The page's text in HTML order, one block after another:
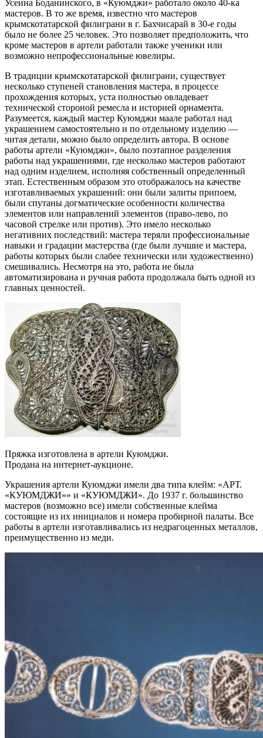
Усеина Боданинского, в «Куюмджи» работало около 40-ка
мастеров. В то же время, известно что мастеров
крымскотатарской филиграни в г. Бахчисарай в 30-е годы
было не более 25 человек. Это позволяет предположить, что
кроме мастеров в артели работали также ученики или
возможно непрофессиональные ювелиры.
В традиции крымскотатарской филиграни, существует
несколько ступеней становления мастера, в процессе
прохождения которых, уста полностью овладевает
технической стороной ремесла и историей орнамента.
Разумеется, каждый мастер Куюмджи маале работал над
украшением самостоятельно и по отдельному изделию —
читая детали, можно было определить автора. В основе
работы артели «Куюмджи», было поэтапное разделения
работы над украшениями, где несколько мастеров работают
над одним изделием, исполняя собственный определенный
этап. Естественным образом это отображалось на качестве
изготавливаемых украшений: они были залиты припоем,
были спутаны догматические особенности количества
элементов или направлений элементов (право-лево, по
часовой стрелке или против). Это имело несколько
негативних последствий: мастера теряли профессиональные
навыки и градации мастерства (где были лучшие и мастера,
работы которых были слабее технически или художественно)
смешивались. Несмотря на это, работа не была
автоматизирована и ручная работа продолжала быть одной из
главных ценностей.
Пряжка изготовлена в артели Куюмджи.
Продана на интернет-аукционе.
Украшения артели Куюмджи имели два типа клейм: «АРТ.
«КУЮМДЖИ»» и «КУЮМДЖИ». До 1937 г. большинство
мастеров (возможно все) имели собственные клейма
состоящие из их инициалов и номера пробирной палаты. Все
работы в артели изготавливались из недрагоценных металлов,
преимущественно из меди.